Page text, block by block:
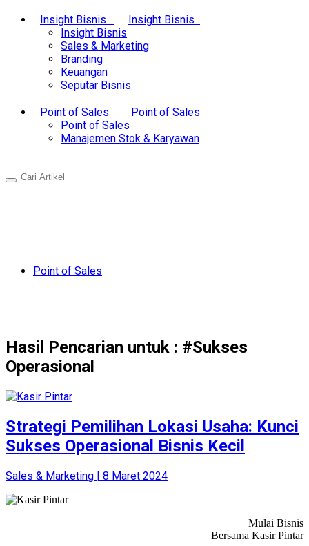
Insight Bisnis
Insight Bisnis
Insight Bisnis
Sales & Marketing
Branding
Keuangan
Seputar Bisnis
Point of Sales
Point of Sales
Point of Sales
Manajemen Stok & Karyawan
Point of Sales
Hasil Pencarian untuk : #Sukses
Operasional
Strategi Pemilihan Lokasi Usaha: Kunci
Sukses Operasional Bisnis Kecil
Sales & Marketing | 8 Maret 2024
Mulai Bisnis
Bersama Kasir Pintar